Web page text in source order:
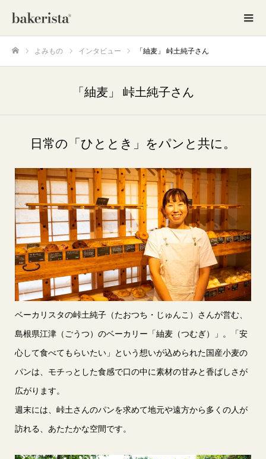
よみもの インタビュー 「紬麦」 峠土純子さん
「紬麦」 峠土純子さん
日常の「ひととき」をパンと共に。
ベーカリスタの峠土純子（たおつち・じゅんこ）さんが営む、
島根県江津（ごうつ）のベーカリー「紬麦（つむぎ）」。「安
心して食べてもらいたい」という想いが込められた国産小麦の
パンは、モチっとした食感で口の中に素材の甘みと香ばしさが
広がります。
週末には、峠土さんのパンを求めて地元や遠方から多くの人が
訪れる、あたたかな空間です。